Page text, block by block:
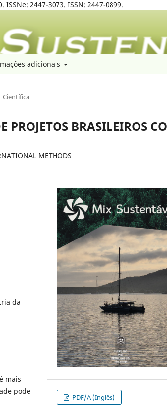
2447-3073. ISSN: 2447-0899.
adicionais
Científica
BRASILEIROS
METHODS
da
mais
pode
PDF/A (Inglês)